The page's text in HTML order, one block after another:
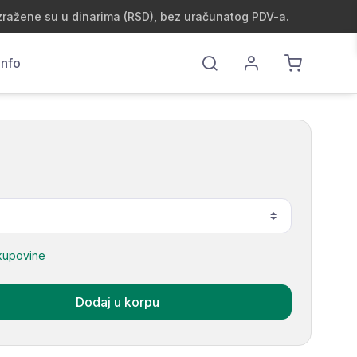
su u dinarima (RSD), bez uračunatog PDV-a.
Dodaj u korpu